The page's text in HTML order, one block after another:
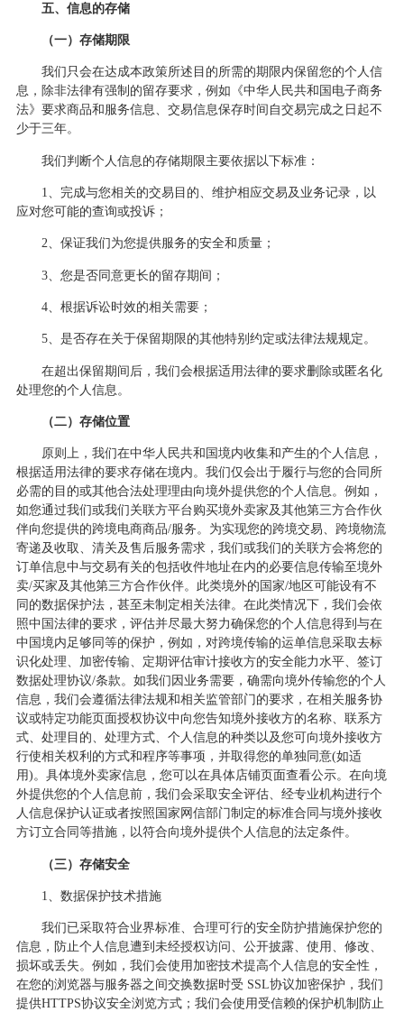
五、信息的存储
（一）存储期限
我们只会在达成本政策所述目的所需的期限内保留您的个人信
息，除非法律有强制的留存要求，例如《中华人民共和国电子商务
法》要求商品和服务信息、交易信息保存时间自交易完成之日起不
少于三年。
我们判断个人信息的存储期限主要依据以下标准：
1、完成与您相关的交易目的、维护相应交易及业务记录，以
应对您可能的查询或投诉；
2、保证我们为您提供服务的安全和质量；
3、您是否同意更长的留存期间；
4、根据诉讼时效的相关需要；
5、是否存在关于保留期限的其他特别约定或法律法规规定。
在超出保留期间后，我们会根据适用法律的要求删除或匿名化
处理您的个人信息。
（二）存储位置
原则上，我们在中华人民共和国境内收集和产生的个人信息，
根据适用法律的要求存储在境内。我们仅会出于履行与您的合同所
必需的目的或其他合法处理理由向境外提供您的个人信息。例如，
如您通过我们或我们关联方平台购买境外卖家及其他第三方合作伙
伴向您提供的跨境电商商品/服务。为实现您的跨境交易、跨境物流
寄递及收取、清关及售后服务需求，我们或我们的关联方会将您的
订单信息中与交易有关的包括收件地址在内的必要信息传输至境外
卖/买家及其他第三方合作伙伴。此类境外的国家/地区可能设有不
同的数据保护法，甚至未制定相关法律。在此类情况下，我们会依
照中国法律的要求，评估并尽最大努力确保您的个人信息得到与在
中国境内足够同等的保护，例如，对跨境传输的运单信息采取去标
识化处理、加密传输、定期评估审计接收方的安全能力水平、签订
数据处理协议/条款。如我们因业务需要，确需向境外传输您的个人
信息，我们会遵循法律法规和相关监管部门的要求，在相关服务协
议或特定功能页面授权协议中向您告知境外接收方的名称、联系方
式、处理目的、处理方式、个人信息的种类以及您可向境外接收方
行使相关权利的方式和程序等事项，并取得您的单独同意(如适
用)。具体境外卖家信息，您可以在具体店铺页面查看公示。在向境
外提供您的个人信息前，我们会采取安全评估、经专业机构进行个
人信息保护认证或者按照国家网信部门制定的标准合同与境外接收
方订立合同等措施，以符合向境外提供个人信息的法定条件。
（三）存储安全
1、数据保护技术措施
我们已采取符合业界标准、合理可行的安全防护措施保护您的
信息，防止个人信息遭到未经授权访问、公开披露、使用、修改、
损坏或丢失。例如，我们会使用加密技术提高个人信息的安全性，
在您的浏览器与服务器之间交换数据时受 SSL协议加密保护，我们
提供HTTPS协议安全浏览方式；我们会使用受信赖的保护机制防止